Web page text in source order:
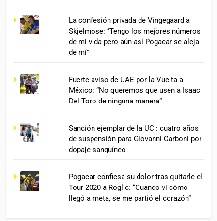
La confesión privada de Vingegaard a
Skjelmose: “Tengo los mejores números
de mi vida pero aún así Pogacar se aleja
de mí”
Fuerte aviso de UAE por la Vuelta a
México: “No queremos que usen a Isaac
Del Toro de ninguna manera”
Sanción ejemplar de la UCI: cuatro años
de suspensión para Giovanni Carboni por
dopaje sanguíneo
Pogacar confiesa su dolor tras quitarle el
Tour 2020 a Roglic: “Cuando vi cómo
llegó a meta, se me partió el corazón”